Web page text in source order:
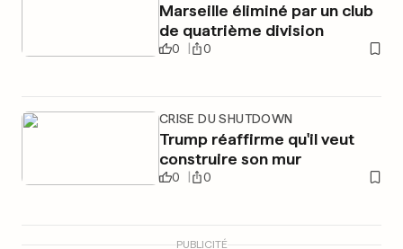
Marseille éliminé par un club
de quatrième division
0 0
CRISE DU SHUTDOWN
Trump réaffirme qu'il veut
construire son mur
0 0
PUBLICITÉ